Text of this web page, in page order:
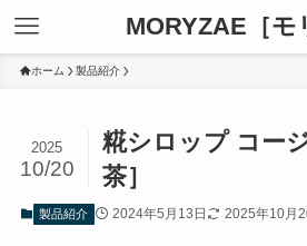
MORYZAE［モ
ホーム 製品紹介
糀シロップ コー
茶］
2025
10/20
製品紹介 2024年5月13日 2025年10月